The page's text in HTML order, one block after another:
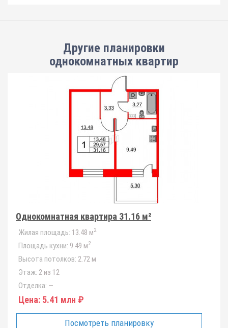
Другие планировки
однокомнатных квартир
Однокомнатная квартира 31.16 м²
Жилая площадь: 13.48 м2
Площадь кухни: 9.49 м2
Высота потолков: 2.72 м
Этаж: 2 из 12
Отделка: —
Цена: 5.41 млн ₽
Посмотреть планировку